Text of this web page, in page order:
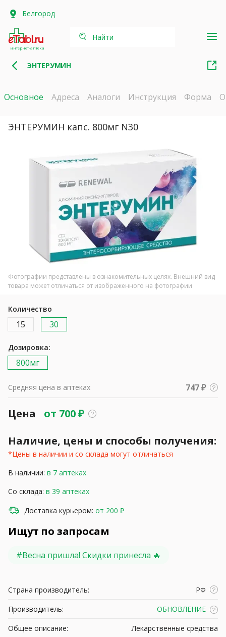
Белгород
интернет-аптека
Найти
ЭНТЕРУМИН
Основное Адреса Аналоги Инструкция Форма
ЭНТЕРУМИН капс. 800мг N30
Фотографии представлены в ознакомительных целях. Внешний вид
товара может отличаться от изображенного на фотографии
Количество
15 30
Дозировка:
800мг
Средняя цена в аптеках 747 ₽
Цена от 700₽
Наличие, цены и способы получения:
*Цены в наличии и со склада могут отличаться
В наличии: в 7 аптеках
Со склада: в 39 аптеках
Доставка курьером: от 200 ₽
Ищут по запросам
#Весна пришла! Скидки принесла 🔥
Страна производитель:
РФ
Производитель:
ОБНОВЛЕНИЕ
Общее описание:
Лекарственные средства